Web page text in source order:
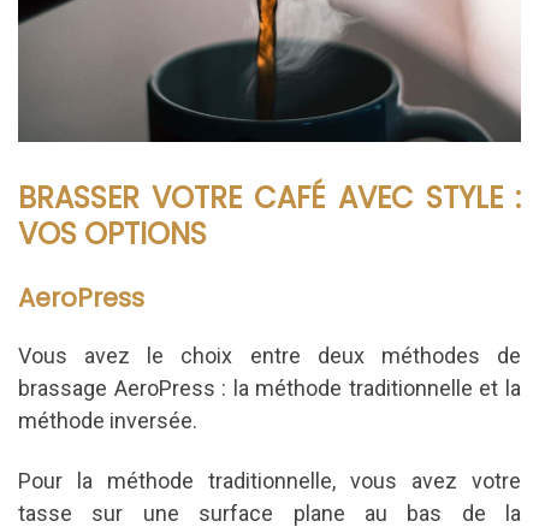
BRASSER VOTRE CAFÉ AVEC STYLE :
VOS OPTIONS
AeroPress
Vous avez le choix entre deux méthodes de
brassage AeroPress : la méthode traditionnelle et la
méthode inversée.
Pour la méthode traditionnelle, vous avez votre
tasse sur une surface plane au bas de la